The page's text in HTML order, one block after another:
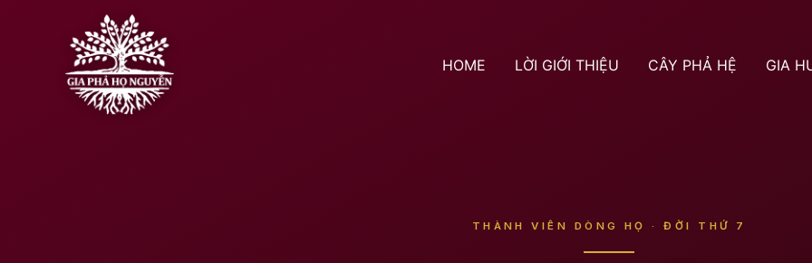
HOME LỜI GIỚI THIỆU CÂY PHẢ HỆ GIA
THÀNH VIÊN DÒNG HỌ · ĐỜI THỨ 7